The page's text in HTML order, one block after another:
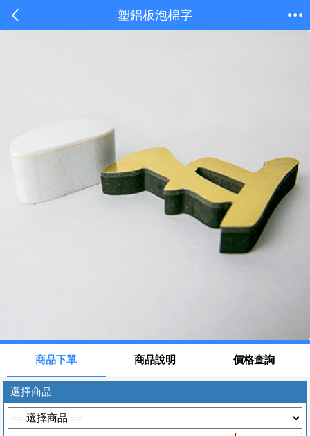
塑鋁板泡棉字
商品下單 商品說明 價格查詢
選擇商品